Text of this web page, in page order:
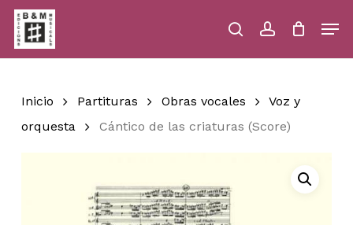
Skip
main
content
searchaccount
Close
Inicio Partituras Obras vocales
Voz y
orquesta
Cántico de las criaturas (Score)
Menu